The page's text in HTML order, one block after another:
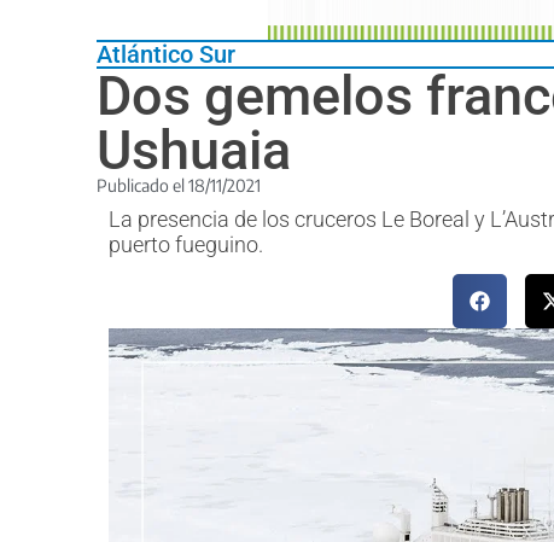
Atlántico Sur
Dos gemelos
Ushuaia
Publicado el 18/11/2021
La presencia de los cruceros Le Boreal y
puerto fueguino.